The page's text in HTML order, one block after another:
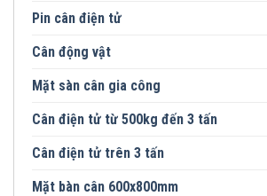
Pin cân điện tử
Cân động vật
Mặt sàn cân gia công
Cân điện tử từ 500kg đến 3 tấn
Cân điện tử trên 3 tấn
Mặt bàn cân 600x800mm